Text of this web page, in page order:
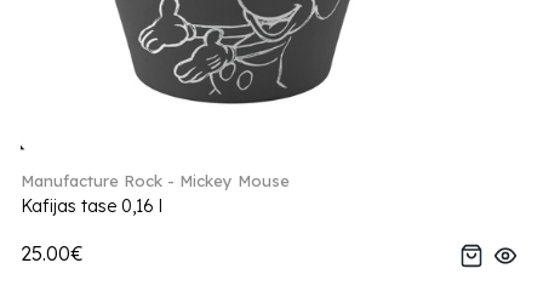
Manufacture Rock - Mickey Mouse
Kafijas tase 0,16 l
25.00€